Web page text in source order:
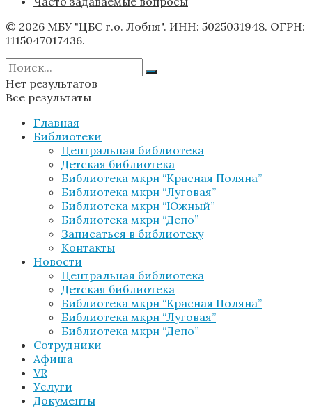
© 2026 МБУ "ЦБС г.о. Лобня". ИНН: 5025031948. ОГРН:
1115047017436.
Нет результатов
Все результаты
Главная
Библиотеки
Центральная библиотека
Детская библиотека
Библиотека мкрн “Красная Поляна”
Библиотека мкрн “Луговая”
Библиотека мкрн “Южный”
Библиотека мкрн “Депо”
Записаться в библиотеку
Контакты
Новости
Центральная библиотека
Детская библиотека
Библиотека мкрн “Красная Поляна”
Библиотека мкрн “Луговая”
Библиотека мкрн “Депо”
Сотрудники
Афиша
VR
Услуги
Документы